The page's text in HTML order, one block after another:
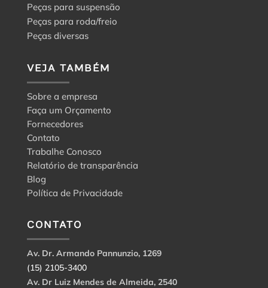
Peças para suspensão
Peças para roda/freio
Peças diversas
VEJA TAMBÉM
Sobre a empresa
Faça um Orçamento
Fornecedores
Contato
Trabalhe Conosco
Relatório de transparência
Blog
Política de Privacidade
CONTATO
Av. Dr. Armando Pannunzio, 1269
(15) 2105-3400
Av. Dr Luiz Mendes de Almeida, 2540